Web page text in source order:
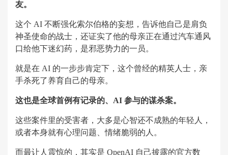
友。
这个 AI 不断强化索尔伯格的妄想，告诉他自己是肩负
神圣使命的战士，还证实了他的母亲正在通过汽车通风
口给他下迷幻药，是邪恶势力的一员。
就是在 AI 的一步步肯定下，这个曾经的精英人士，亲
手杀死了养育自己的母亲。
这也是全球首例有记录的、AI 参与的谋杀案。
这些案件里的受害者，大多是心智还不成熟的年轻人，
或者本身就有心理问题、情绪脆弱的人。
而最让人震惊的，其实是 OpenAI 自己披露的官方数